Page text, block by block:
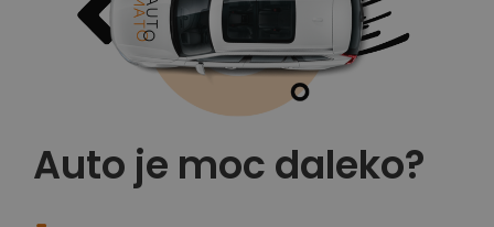
Auto je moc daleko?